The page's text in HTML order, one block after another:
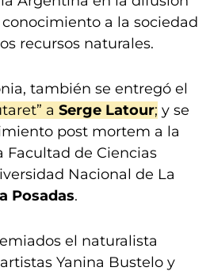
a la sociedad
recursos naturales.
también se entregó el
a Serge Latour; y se
post mortem a la
Facultad de Ciencias
Nacional de La
Posadas.
el naturalista
Yanina Bustelo y